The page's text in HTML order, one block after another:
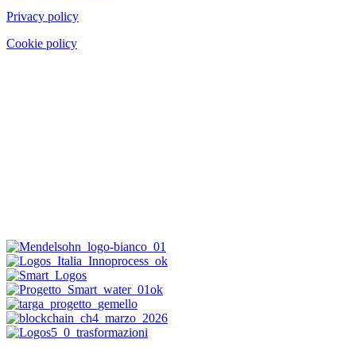
Privacy policy
Cookie policy